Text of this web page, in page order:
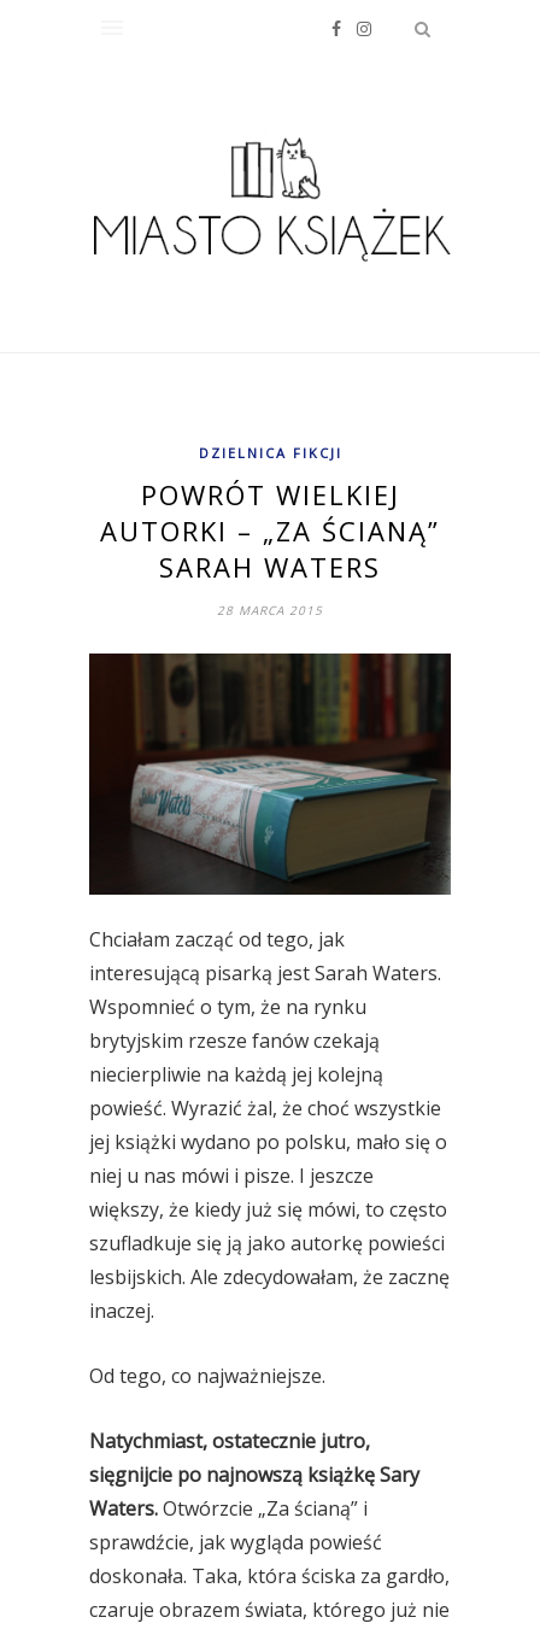
DZIELNICA FIKCJI
POWRÓT WIELKIEJ
AUTORKI – „ZA ŚCIANĄ”
SARAH WATERS
28 MARCA 2015
Chciałam zacząć od tego, jak
interesującą pisarką jest Sarah Waters.
Wspomnieć o tym, że na rynku
brytyjskim rzesze fanów czekają
niecierpliwie na każdą jej kolejną
powieść. Wyrazić żal, że choć wszystkie
jej książki wydano po polsku, mało się o
niej u nas mówi i pisze. I jeszcze
większy, że kiedy już się mówi, to często
szufladkuje się ją jako autorkę powieści
lesbijskich. Ale zdecydowałam, że zacznę
inaczej.
Od tego, co najważniejsze.
Natychmiast, ostatecznie jutro,
sięgnijcie po najnowszą książkę Sary
Waters.Otwórzcie „Za ścianą” i
sprawdźcie, jak wygląda powieść
doskonała. Taka, która ściska za gardło,
czaruje obrazem świata, którego już nie